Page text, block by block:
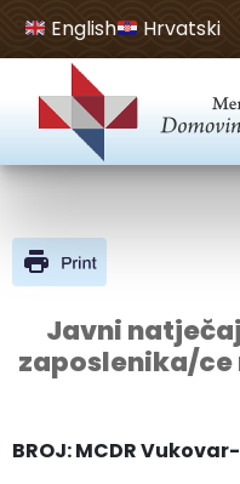
Open toolbar
English Hrvatski
Javni
zaposlenika/ce
BROJ: MCDR